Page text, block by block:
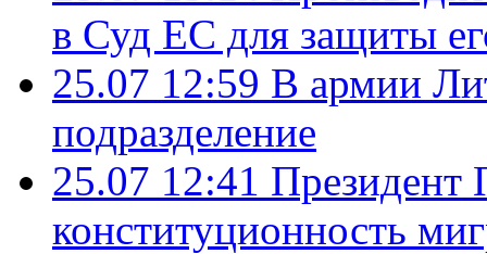
в Суд ЕС для защиты
25.07 12:59 В армии
подразделение
25.07 12:41 Президент
конституционность